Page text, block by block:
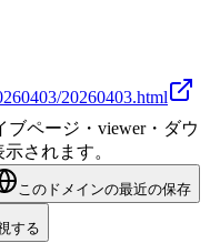
20260403.html
ブページ・viewer・ダウ
されます。
このドメインの最近の保存
する